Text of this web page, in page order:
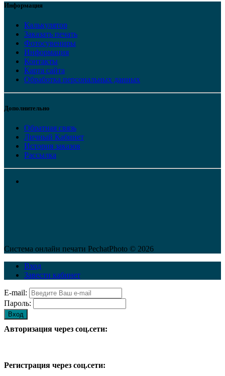
Информация
Калькулятор
Заказать печать
Фотосувениры
Информация
Контакты
Карта сайта
Обработка персональных данных
Дополнительно
Обратная связь
Личный Кабинет
История заказов
Рассылка
Система онлайн печати PechatPhoto © 2026
Вход
Завести кабинет
E-mail:
Пароль:
Вход
Авторизация через соц.сети:
Регистрация через соц.сети: